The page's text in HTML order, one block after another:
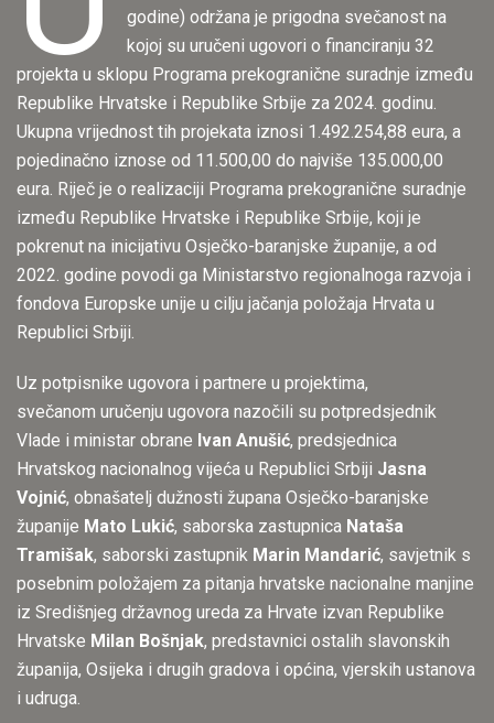
godine) održana je prigodna svečanost na
kojoj su uručeni ugovori o financiranju 32
projekta u sklopu Programa prekogranične suradnje između
Republike Hrvatske i Republike Srbije za 2024. godinu.
Ukupna vrijednost tih projekata iznosi 1.492.254,88 eura, a
pojedinačno iznose od 11.500,00 do najviše 135.000,00
eura. Riječ je o realizaciji Programa prekogranične suradnje
između Republike Hrvatske i Republike Srbije, koji je
pokrenut na inicijativu Osječko-baranjske županije, a od
2022. godine povodi ga Ministarstvo regionalnoga razvoja i
fondova Europske unije u cilju jačanja položaja Hrvata u
Republici Srbiji.
Uz potpisnike ugovora i partnere u projektima,
svečanom uručenju ugovora nazočili su potpredsjednik
Vlade i ministar obrane Ivan Anušić, predsjednica
Hrvatskog nacionalnog vijeća u Republici Srbiji Jasna
Vojnić, obnašatelj dužnosti župana Osječko-baranjske
županije Mato Lukić, saborska zastupnica Nataša
Tramišak, saborski zastupnik Marin Mandarić, savjetnik s
posebnim položajem za pitanja hrvatske nacionalne manjine
iz Središnjeg državnog ureda za Hrvate izvan Republike
Hrvatske Milan Bošnjak, predstavnici ostalih slavonskih
županija, Osijeka i drugih gradova i općina, vjerskih ustanova
i udruga.